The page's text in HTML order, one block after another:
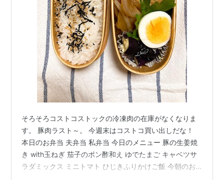
そろそろコストコストックの冷凍肉の在庫がなくなりま
す。 豚肉ラスト～。 今週末はコストコ買い出しだな！
本日のお弁当 夫弁当 私弁当 今日のメニュー 豚の生姜焼
き with玉ねぎ 茄子のポン酢和え ゆでたまご キャベツサ
ラダミックス ミニトマト ひじきふりかけご飯 今朝のお